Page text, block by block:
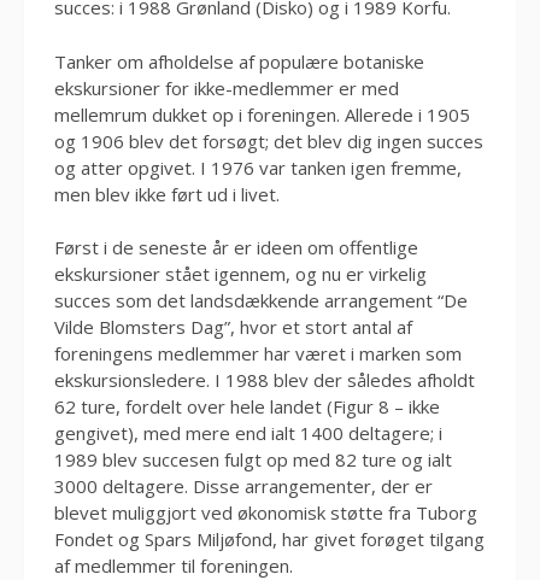
succes: i 1988 Grønland (Disko) og i 1989 Korfu.
Tanker om afholdelse af populære botaniske
ekskursioner for ikke-medlemmer er med
mellemrum dukket op i foreningen. Allerede i 1905
og 1906 blev det forsøgt; det blev dig ingen succes
og atter opgivet. I 1976 var tanken igen fremme,
men blev ikke ført ud i livet.
Først i de seneste år er ideen om offentlige
ekskursioner stået igennem, og nu er virkelig
succes som det landsdækkende arrangement “De
Vilde Blomsters Dag”, hvor et stort antal af
foreningens medlemmer har været i marken som
ekskursionsledere. I 1988 blev der således afholdt
62 ture, fordelt over hele landet (Figur 8 – ikke
gengivet), med mere end ialt 1400 deltagere; i
1989 blev succesen fulgt op med 82 ture og ialt
3000 deltagere. Disse arrangementer, der er
blevet muliggjort ved økonomisk støtte fra Tuborg
Fondet og Spars Miljøfond, har givet forøget tilgang
af medlemmer til foreningen.